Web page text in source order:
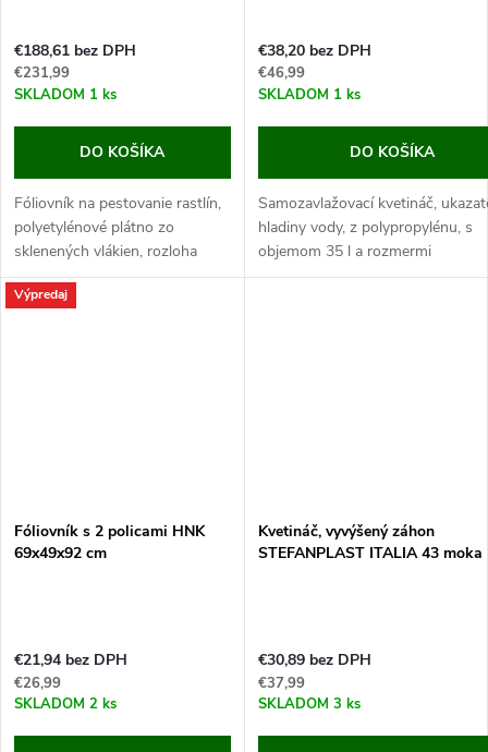
€188,61 bez DPH
€231,99
SKLADOM 1 ks
DO KOŠÍKA
Fóliovník na pestovanie rastlín,
polyetylénové plátno zo
sklenených vlákien, rozloha
18m2, 12 okienok, rozmery
600x300x200cm.
€38,20 bez DPH
€46,99
SKLADOM 1 ks
DO KOŠÍKA
Samozavlažovací kvetináč,
hladiny vody, z polypropylénu, s
objemom 35 l a rozmermi
43x43x33cm.
Výpredaj
Fóliovník s 2 policami HNK
69x49x92 cm
€21,94 bez DPH
€26,99
SKLADOM 2 ks
Kvetináč, vyvýšený záhon
STEFANPLAST ITALIA 43 moka
€30,89 bez DPH
€37,99
SKLADOM 3 ks